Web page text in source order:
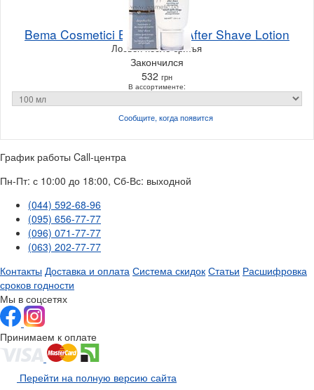
Bema Cosmetici BioEcoMan After Shave Lotion
Лосьон после бритья
Закончился
532 грн
В ассортименте:
Сообщите, когдапоявится
График работы Call-центра
Пн-Пт: с 10:00 до 18:00, Сб-Вс: выходной
(044) 592-68-96
(095) 656-77-77
(096) 071-77-77
(063) 202-77-77
Контакты Доставка и оплата Система скидок Статьи Расшифровка
сроков годности
Мы в соцсетях
Принимаем к оплате
Перейти на полную версию сайта